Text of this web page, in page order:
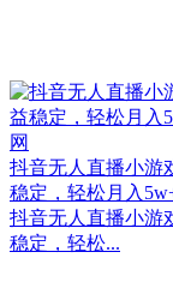
抖音无人直播小游
稳定，轻松月入
抖音无人直播小游
稳定，轻松...